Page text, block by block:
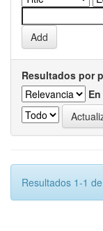
Resultados por
Resultados 1-1